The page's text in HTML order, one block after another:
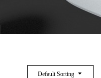
Default Sorting